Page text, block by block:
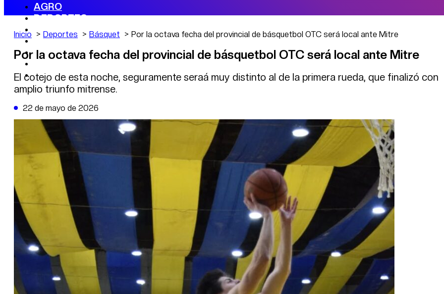
AGRO
DEPORTES
ECONOMÍA
POLÍTICA
CAMBIO CLIMÁTICO
DE LA TRIBUNA TV
Inicio Deportes Básquet Por la octava fecha del provincial de básquetbol OTC será local ante Mitre
Por la octava fecha del provincial de básquetbol OTC será local ante Mitre
El cotejo de esta noche, seguramente seraá muy distinto al de la primera rueda, que finalizó con
amplio triunfo mitrense.
22 de mayo de 2026